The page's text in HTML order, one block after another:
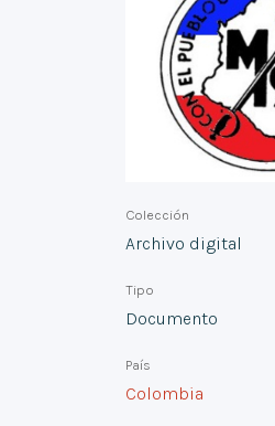
Colección
Archivo digital
Tipo
Documento
País
Colombia